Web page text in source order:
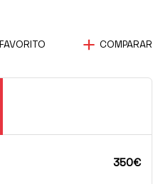
FAVORITO COMPARAR
350€